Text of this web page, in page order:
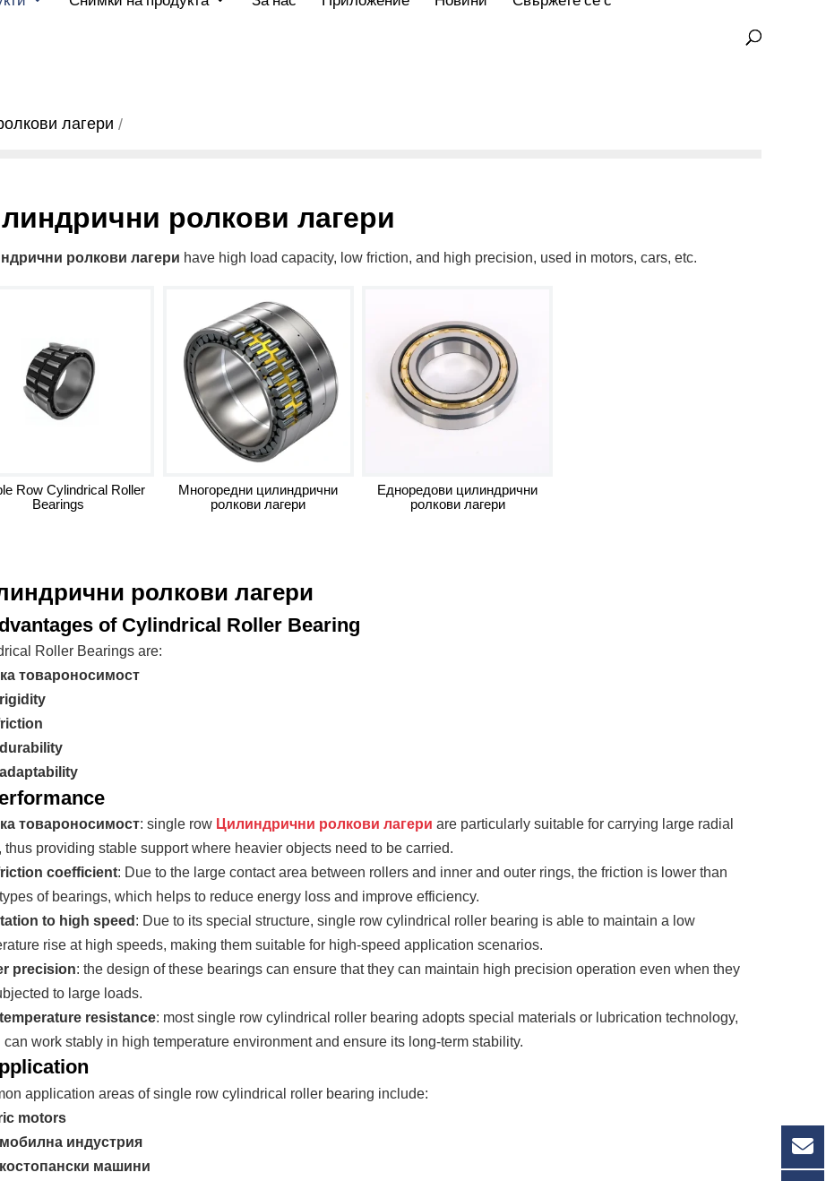
лагери
ролкови лагери
ролкови лагери have high load capacity, low friction, and high precision, used in motors, cars, etc.
Row Cylindrical Roller
Bearings
Многоредни цилиндрични
ролкови лагери
Едноредови цилиндрични
ролкови лагери
ролкови лагери
of Cylindrical Roller Bearing
Roller Bearings are:
товароносимост
товароносимост: single row Цилиндрични ролкови лагери are particularly suitable for carrying large radial
thus providing stable support where heavier objects need to be carried.
coefficient: Due to the large contact area between rollers and inner and outer rings, the friction is lower than
of bearings, which helps to reduce energy loss and improve efficiency.
to high speed : Due to its special structure, single row cylindrical roller bearing is able to maintain a low
rise at high speeds, making them suitable for high-speed application scenarios.
precision: the design of these bearings can ensure that they can maintain high precision operation even when they
to large loads.
resistance: most single row cylindrical roller bearing adopts special materials or lubrication technology,
can work stably in high temperature environment and ensure its long-term stability.
application areas of single row cylindrical roller bearing include:
motors
индустрия
машини